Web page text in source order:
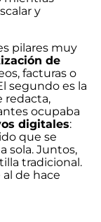
y
pilares muy
de
facturas o
segundo es la
redacta,
ocupaba
digitales:
que se
sola. Juntos,
tradicional.
de hace